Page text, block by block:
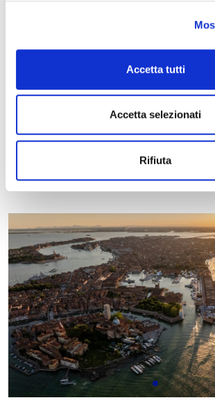
Accetta tutti
Accetta selezionati
Rifiuta
accoglieranno invece il meglio di
fondono per dare forma all’eccellenza.
immersivo nel mondo della nautica, tra